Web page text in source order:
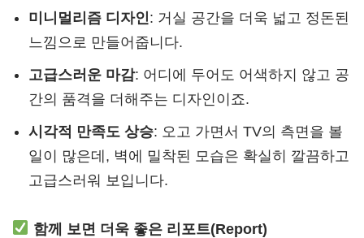
미니멀리즘 디자인: 거실 공간을 더욱 넓고 정돈된
느낌으로 만들어줍니다.
고급스러운 마감: 어디에 두어도 어색하지 않고 공
간의 품격을 더해주는 디자인이죠.
시각적 만족도 상승: 오고 가면서 TV의 측면을 볼
일이 많은데, 벽에 밀착된 모습은 확실히 깔끔하고
고급스러워 보입니다.
함께 보면 더욱 좋은 리포트(Report)